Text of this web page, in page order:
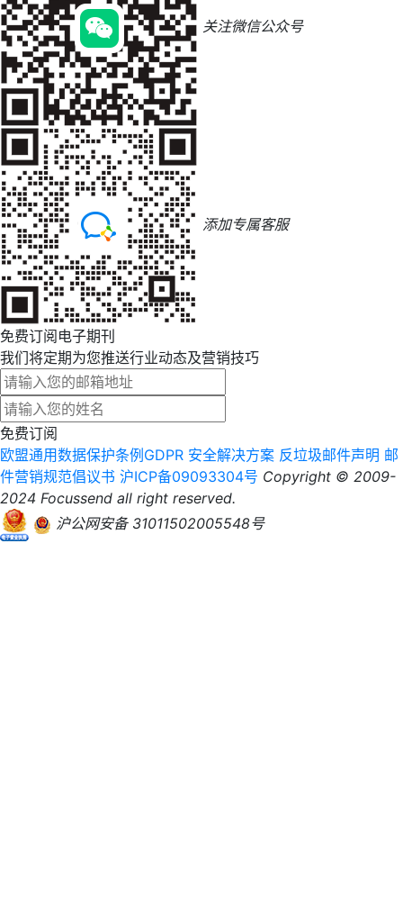
关注微信公众号
添加专属客服
免费订阅电子期刊
我们将定期为您推送行业动态及营销技巧
免费订阅
欧盟通用数据保护条例GDPR 安全解决方案 反垃圾邮件声明 邮
件营销规范倡议书 沪ICP备09093304号 Copyright © 2009-
2024 Focussend all right reserved.
沪公网安备 31011502005548号